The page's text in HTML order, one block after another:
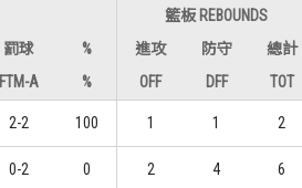
籃板 REBOUNDS
罰球 % 進攻 防守 總計
FTM-A % OFF DFF TOT
2-2 100 1 1 2
0-2 0 2 4 6